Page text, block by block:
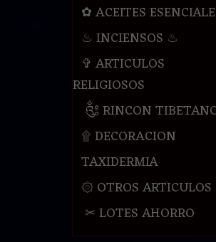
✿ ACEITES
♨ INCIENSOS ♨
✞ ARTICULOS
RELIGIOSOS
༃ RINCON
۩ DECORACION
TAXIDERMIA
۞ OTROS ARTICULOS
✂ LOTES AHORRO